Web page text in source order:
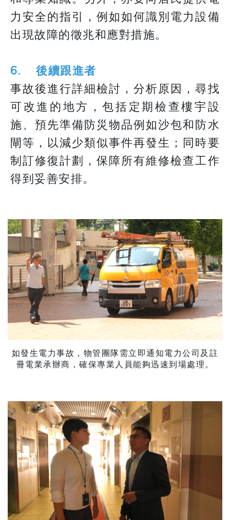
力安全的指引，例如如何識別電力設備
出現故障的徵兆和應對措施。
6. 後續跟進者
事故後進行詳細檢討，分析原因，尋找
可改進的地方，包括定期檢查樓宇設
施、預先準備防災物品例如沙包和防水
閘等，以減少類似事件再發生；同時要
制訂修復計劃，保障所有維修檢查工作
得到妥善安排。
如發生電力事故，物管團隊需立即通知電力公司及註
冊電業承辦商，確保專業人員能夠迅速到場處理。